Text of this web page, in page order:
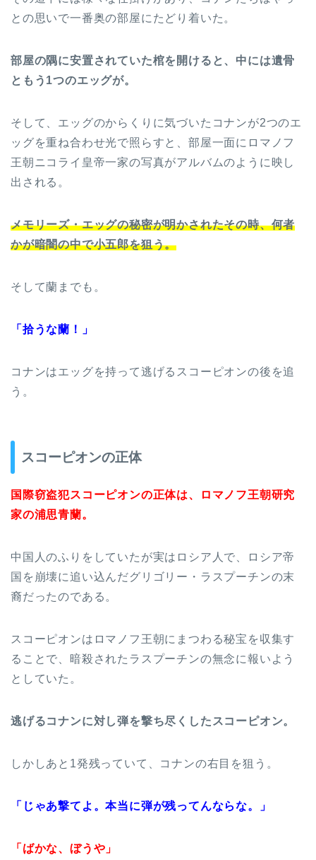
との思いで一番奥の部屋にたどり着いた。
部屋の隅に安置されていた棺を開けると、中には遺骨
ともう1つのエッグが。
そして、エッグのからくりに気づいたコナンが2つのエ
ッグを重ね合わせ光で照らすと、部屋一面にロマノフ
王朝ニコライ皇帝一家の写真がアルバムのように映し
出される。
メモリーズ・エッグの秘密が明かされたその時、何者
かが暗闇の中で小五郎を狙う。
そして蘭までも。
「拾うな蘭！」
コナンはエッグを持って逃げるスコーピオンの後を追
う。
スコーピオンの正体
国際窃盗犯スコーピオンの正体は、ロマノフ王朝研究
家の浦思青蘭。
中国人のふりをしていたが実はロシア人で、ロシア帝
国を崩壊に追い込んだグリゴリー・ラスプーチンの末
裔だったのである。
スコーピオンはロマノフ王朝にまつわる秘宝を収集す
ることで、暗殺されたラスプーチンの無念に報いよう
としていた。
逃げるコナンに対し弾を撃ち尽くしたスコーピオン。
しかしあと1発残っていて、コナンの右目を狙う。
「じゃあ撃てよ。本当に弾が残ってんならな。」
「ばかな、ぼうや」